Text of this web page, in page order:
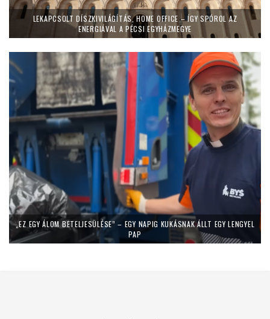
LEKAPCSOLT DÍSZKIVILÁGÍTÁS, HOME OFFICE – ÍGY SPÓROL AZ
ENERGIÁVAL A PÉCSI EGYHÁZMEGYE
„EZ EGY ÁLOM BETELJESÜLÉSE” – EGY NAPIG KUKÁSNAK ÁLLT EGY LENGYEL
PAP